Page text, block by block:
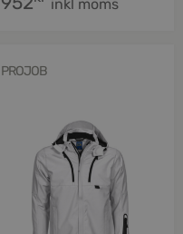
inkl moms
PROJOB